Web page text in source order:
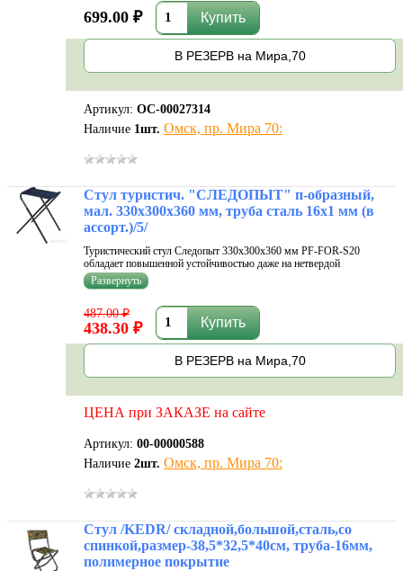
699.00 ₽
В РЕЗЕРВ на Мира,70
Артикул: ОС-00027314
Наличие 1 шт. Омск, пр. Мира 70:
Стул туристич. "СЛЕДОПЫТ" п-образный,
мал. 330х300х360 мм, труба сталь 16х1 мм (в
ассорт.)/5/
Туристический стул Следопыт 330х300х360 мм PF-FOR-S20
обладает повышенной устойчивостью даже на нетвердой
поверхности, чем удобен на рыбалке, в походе или на дачном
участке. Несмотря на небольшие габариты выдерживает
487.00 ₽
438.30 ₽
В РЕЗЕРВ на Мира,70
ЦЕНА при ЗАКАЗЕ на сайте
Артикул: 00-00000588
Наличие 2шт. Омск, пр. Мира 70:
Стул /KEDR/ складной,большой,сталь,со
спинкой,размер-38,5*32,5*40см, труба-16мм,
полимерное покрытие